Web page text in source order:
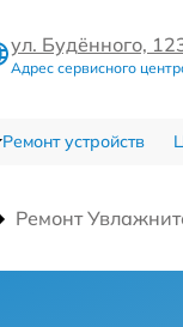
ул. Будённого,
Адрес сервисного
Ремонт устройств
Ремонт